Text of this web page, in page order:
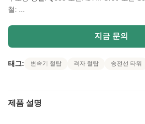
철: ...
지금 문의
태그: 변속기 철탑 격자 철탑 송전선 타워
제품 설명